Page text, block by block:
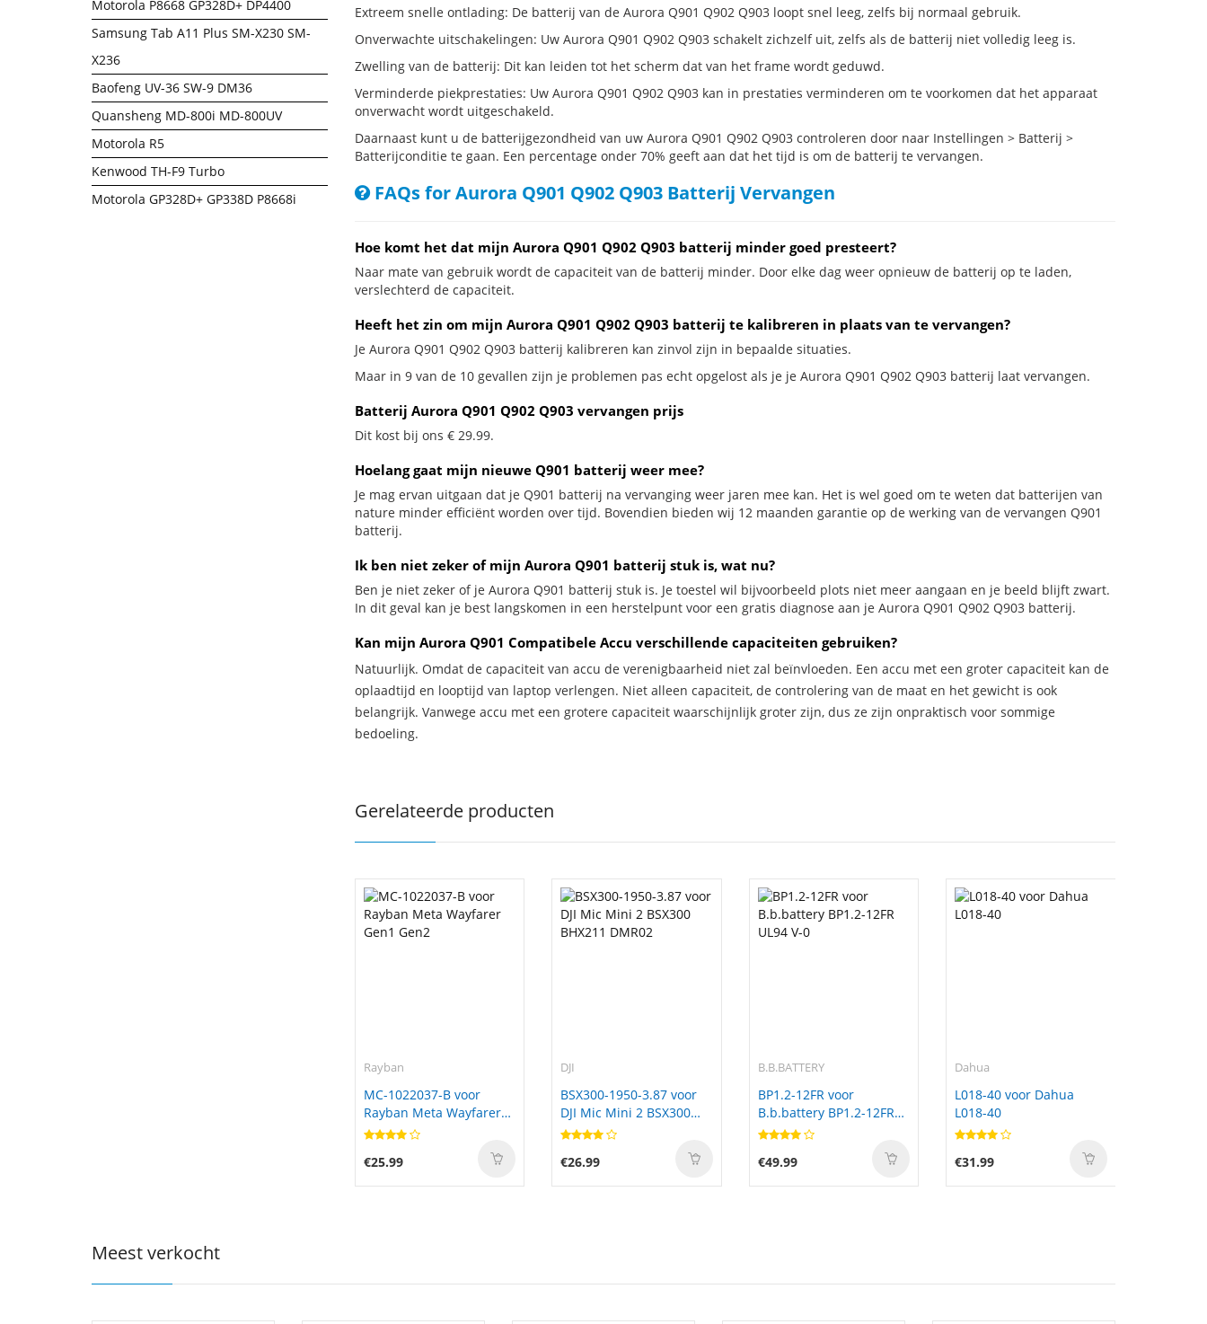
Motorola P8668 GP328D+ DP4400
Samsung Tab A11 Plus SM-X230 SM-
X236
Baofeng UV-36 SW-9 DM36
Quansheng MD-800i MD-800UV
Motorola R5
Kenwood TH-F9 Turbo
Motorola GP328D+ GP338D P8668i
Extreem snelle ontlading: De batterij van de Aurora Q901 Q902 Q903 loopt snel leeg, zelfs bij normaal gebruik.
Onverwachte uitschakelingen: Uw Aurora Q901 Q902 Q903 schakelt zichzelf uit, zelfs als de batterij niet volledig leeg is.
Zwelling van de batterij: Dit kan leiden tot het scherm dat van het frame wordt geduwd.
Verminderde piekprestaties: Uw Aurora Q901 Q902 Q903 kan in prestaties verminderen om te voorkomen dat het apparaat
onverwacht wordt uitgeschakeld.
Daarnaast kunt u de batterijgezondheid van uw Aurora Q901 Q902 Q903 controleren door naar Instellingen > Batterij >
Batterijconditie te gaan. Een percentage onder 70% geeft aan dat het tijd is om de batterij te vervangen.
FAQs for Aurora Q901 Q902 Q903 Batterij Vervangen
Hoe komt het dat mijn Aurora Q901 Q902 Q903 batterij minder goed presteert?
Naar mate van gebruik wordt de capaciteit van de batterij minder. Door elke dag weer opnieuw de batterij op te laden,
verslechterd de capaciteit.
Heeft het zin om mijn Aurora Q901 Q902 Q903 batterij te kalibreren in plaats van te vervangen?
Je Aurora Q901 Q902 Q903 batterij kalibreren kan zinvol zijn in bepaalde situaties.
Maar in 9 van de 10 gevallen zijn je problemen pas echt opgelost als je je Aurora Q901 Q902 Q903 batterij laat vervangen.
Batterij Aurora Q901 Q902 Q903 vervangen prijs
Dit kost bij ons € 29.99.
Hoelang gaat mijn nieuwe Q901 batterij weer mee?
Je mag ervan uitgaan dat je Q901 batterij na vervanging weer jaren mee kan. Het is wel goed om te weten dat batterijen van
nature minder efficiënt worden over tijd. Bovendien bieden wij 12 maanden garantie op de werking van de vervangen Q901
batterij.
Ik ben niet zeker of mijn Aurora Q901 batterij stuk is, wat nu?
Ben je niet zeker of je Aurora Q901 batterij stuk is. Je toestel wil bijvoorbeeld plots niet meer aangaan en je beeld blijft zwart.
In dit geval kan je best langskomen in een herstelpunt voor een gratis diagnose aan je Aurora Q901 Q902 Q903 batterij.
Kan mijn Aurora Q901 Compatibele Accu verschillende capaciteiten gebruiken?
Natuurlijk. Omdat de capaciteit van accu de verenigbaarheid niet zal beïnvloeden. Een accu met een groter capaciteit kan de
oplaadtijd en looptijd van laptop verlengen. Niet alleen capaciteit, de controlering van de maat en het gewicht is ook
belangrijk. Vanwege accu met een grotere capaciteit waarschijnlijk groter zijn, dus ze zijn onpraktisch voor sommige
bedoeling.
Gerelateerde producten
Rayban
MC-1022037-B voor
Rayban Meta Wayfarer
Gen1 Gen2
€25.99
DJI
BSX300-1950-3.87 voor
DJI Mic Mini 2 BSX300
BHX211 DMR02
€26.99
B.B.BATTERY
BP1.2-12FR voor
B.b.battery BP1.2-12FR
UL94 V-0
€49.99
Dahua
L018-40 voor Dahua
L018-40
€31.99
Meest verkocht